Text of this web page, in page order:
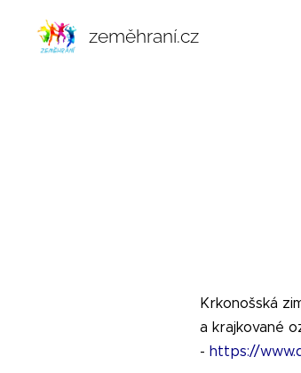
zeměhraní.cz
Krkonošská
a krajkované
- https://